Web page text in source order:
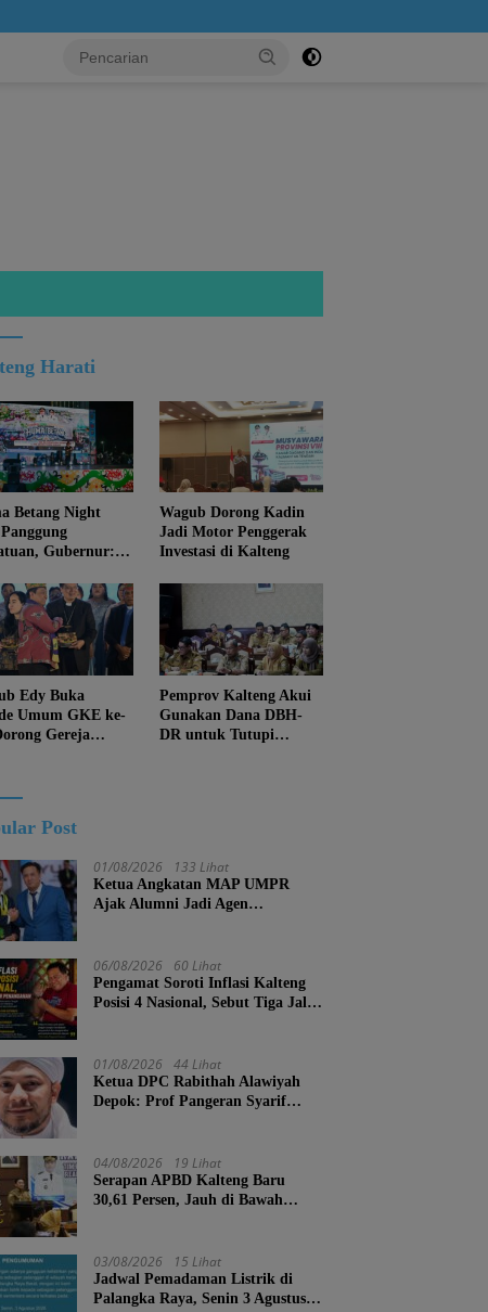
Harati
Betang Night
Gubernur:
Menghapus
Kalteng
Wagub Dorong Kadin
Jadi Motor Penggerak
Investasi di Kalteng
Edy Buka
Umum GKE ke-
Gereja
Pemprov Kalteng Akui
Gunakan Dana DBH-
DR untuk Tutupi
Post
01/08/2026 133 Lihat
Ketua Angkatan MAP UMPR
Ajak Alumni Jadi Agen
06/08/2026 60 Lihat
Pengamat Soroti Inflasi Kalteng
Posisi 4 Nasional, Sebut Tiga Jalur
01/08/2026 44 Lihat
Ketua DPC Rabithah Alawiyah
Depok: Prof Pangeran Syarif
Menjadi Calon Ketua Umum
Rabitah Alawiyah
04/08/2026 19 Lihat
Serapan APBD Kalteng Baru
30,61 Persen, Jauh di Bawah
03/08/2026 15 Lihat
Jadwal Pemadaman Listrik di
Palangka Raya, Senin 3 Agustus